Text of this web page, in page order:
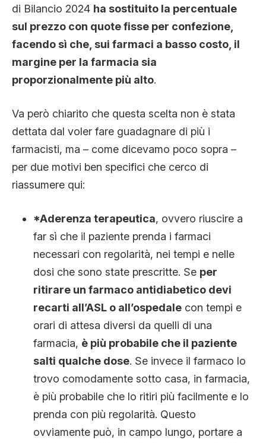
di Bilancio 2024 ha sostituito la percentuale
sul prezzo con quote fisse per confezione,
facendo sì che, sui farmaci a basso costo, il
margine per la farmacia sia
proporzionalmente più alto.
Va però chiarito che questa scelta non è stata
dettata dal voler fare guadagnare di più i
farmacisti, ma – come dicevamo poco sopra –
per due motivi ben specifici che cerco di
riassumere qui:
*Aderenza terapeutica, ovvero riuscire a
far sì che il paziente prenda i farmaci
necessari con regolarità, nei tempi e nelle
dosi che sono state prescritte. Se per
ritirare un farmaco antidiabetico devi
recarti all’ASL o all’ospedale con tempi e
orari di attesa diversi da quelli di una
farmacia, è più probabile che il paziente
salti qualche dose. Se invece il farmaco lo
trovo comodamente sotto casa, in farmacia,
è più probabile che lo ritiri più facilmente e lo
prenda con più regolarità. Questo
ovviamente può, in campo lungo, portare a